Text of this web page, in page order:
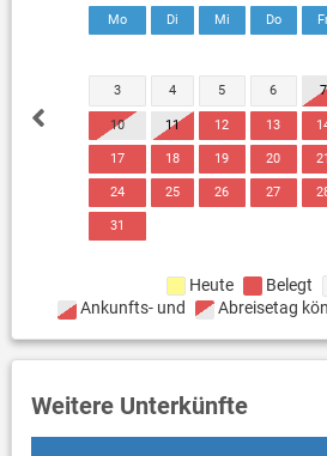
Mo Di Mi Do
3 4 5 6 7
10 11 12 13
17 18 19 20 21
24 25 26 27
31
Heute Belegt
Ankunfts- und
Abreisetag
Weitere Unterkünfte